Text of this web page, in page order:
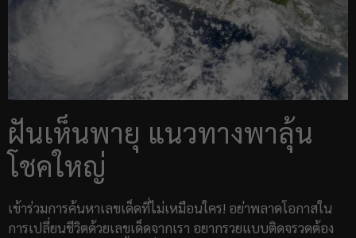
ฝันเห็นพายุ แนวทางพาลุ้น
โชคใหญ่
เข้าร่วมการค้นหาเลขเด็ดที่ไม่เหมือนใคร! อย่าพลาดโอกาสใน
การเปลี่ยนชีวิตด้วยเลขเด็ดจากเรา อยากรวยแบบติดจรวดต้อง